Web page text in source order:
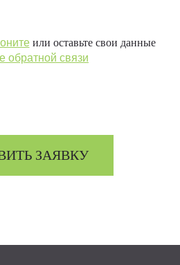
или оставьте свои данные
обратной связи
ЗАЯВКУ